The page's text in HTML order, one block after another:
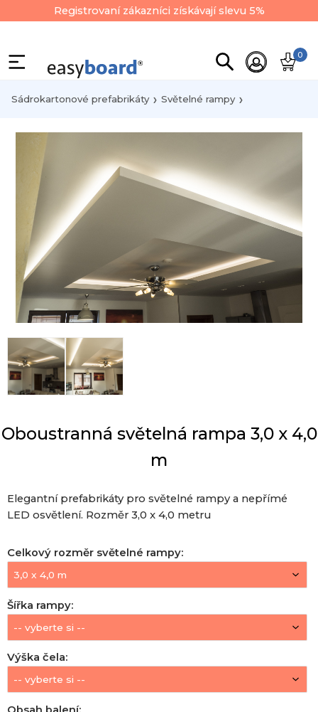
Registrovaní zákazníci získávají slevu 5%
0
Sádrokartonové prefabrikáty Světelné rampy
Oboustranná světelná rampa 3,0 x 4,0
m
Elegantní prefabrikáty pro světelné rampy a nepřímé
LED osvětlení. Rozměr 3,0 x 4,0 metru
Celkový rozměr světelné rampy:
Šířka rampy:
Výška čela: